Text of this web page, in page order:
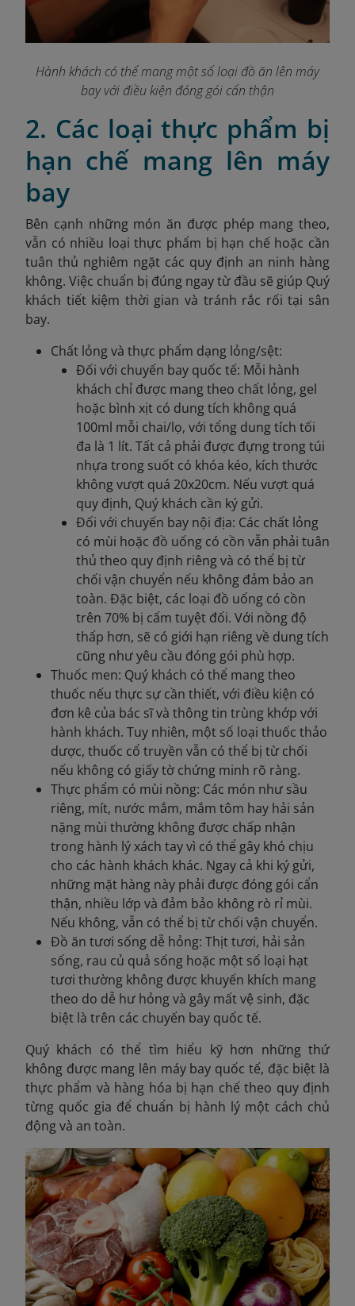
Hành khách có thể mang một số loại đồ ăn lên máy
bay với điều kiện đóng gói cẩn thận
2. Các loại thực phẩm bị
hạn chế mang lên máy
bay
Bên cạnh những món ăn được phép mang theo,
vẫn có nhiều loại thực phẩm bị hạn chế hoặc cần
tuân thủ nghiêm ngặt các quy định an ninh hàng
không. Việc chuẩn bị đúng ngay từ đầu sẽ giúp Quý
khách tiết kiệm thời gian và tránh rắc rối tại sân
bay.
Chất lỏng và thực phẩm dạng lỏng/sệt:
Đối với chuyến bay quốc tế: Mỗi hành
khách chỉ được mang theo chất lỏng, gel
hoặc bình xịt có dung tích không quá
100ml mỗi chai/lọ, với tổng dung tích tối
đa là 1 lít. Tất cả phải được đựng trong túi
nhựa trong suốt có khóa kéo, kích thước
không vượt quá 20x20cm. Nếu vượt quá
quy định, Quý khách cần ký gửi.
Đối với chuyến bay nội địa: Các chất lỏng
có mùi hoặc đồ uống có cồn vẫn phải tuân
thủ theo quy định riêng và có thể bị từ
chối vận chuyển nếu không đảm bảo an
toàn. Đặc biệt, các loại đồ uống có cồn
trên 70% bị cấm tuyệt đối. Với nồng độ
thấp hơn, sẽ có giới hạn riêng về dung tích
cũng như yêu cầu đóng gói phù hợp.
Thuốc men: Quý khách có thể mang theo
thuốc nếu thực sự cần thiết, với điều kiện có
đơn kê của bác sĩ và thông tin trùng khớp với
hành khách. Tuy nhiên, một số loại thuốc thảo
dược, thuốc cổ truyền vẫn có thể bị từ chối
nếu không có giấy tờ chứng minh rõ ràng.
Thực phẩm có mùi nồng: Các món như sầu
riêng, mít, nước mắm, mắm tôm hay hải sản
nặng mùi thường không được chấp nhận
trong hành lý xách tay vì có thể gây khó chịu
cho các hành khách khác. Ngay cả khi ký gửi,
những mặt hàng này phải được đóng gói cẩn
thận, nhiều lớp và đảm bảo không rò rỉ mùi.
Nếu không, vẫn có thể bị từ chối vận chuyển.
Đồ ăn tươi sống dễ hỏng: Thịt tươi, hải sản
sống, rau củ quả sống hoặc một số loại hạt
tươi thường không được khuyến khích mang
theo do dễ hư hỏng và gây mất vệ sinh, đặc
biệt là trên các chuyến bay quốc tế.
Quý khách có thể tìm hiểu kỹ hơn những thứ
không được mang lên máy bay quốc tế, đặc biệt là
thực phẩm và hàng hóa bị hạn chế theo quy định
từng quốc gia để chuẩn bị hành lý một cách chủ
động và an toàn.